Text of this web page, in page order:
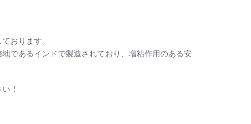
おります。
であるインドで製造されており、増粘作用のある安
！